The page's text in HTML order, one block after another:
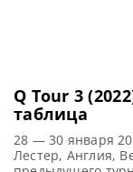
Q Tour 3
таблица
28 — 30 января
Лестер, Англия,